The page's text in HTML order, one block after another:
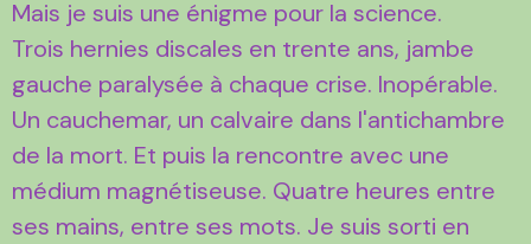
Mais je suis une énigme pour la science.
Trois hernies discales en trente ans, jambe
gauche paralysée à chaque crise. Inopérable.
Un cauchemar, un calvaire dans l'antichambre
de la mort. Et puis la rencontre avec une
médium magnétiseuse. Quatre heures entre
ses mains, entre ses mots. Je suis sorti en